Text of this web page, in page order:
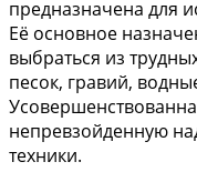
предназначена для
Её основное
выбраться из
песок, гравий,
непревзойденную
техники.